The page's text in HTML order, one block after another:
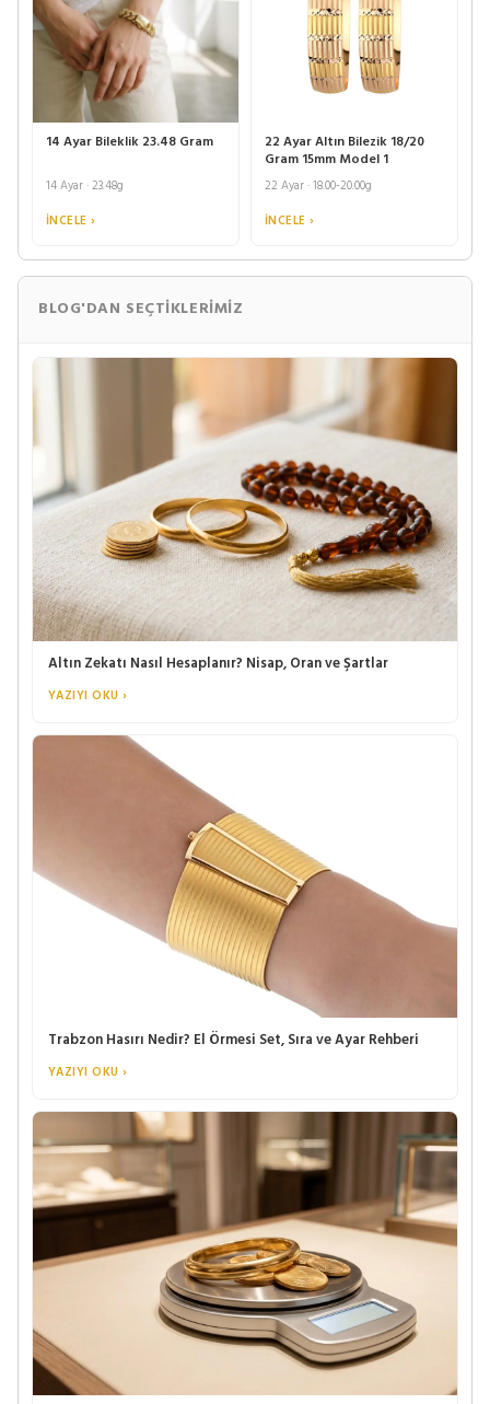
14 Ayar Bileklik 23.48 Gram
14 Ayar · 23.48g
İNCELE ›
22 Ayar Altın Bilezik 18/20
Gram 15mm Model 1
22 Ayar · 18.00-20.00g
İNCELE ›
BLOG'DAN SEÇTIKLERIMIZ
Altın Zekatı Nasıl Hesaplanır? Nisap, Oran ve Şartlar
YAZIYI OKU ›
Trabzon Hasırı Nedir? El Örmesi Set, Sıra ve Ayar Rehberi
YAZIYI OKU ›